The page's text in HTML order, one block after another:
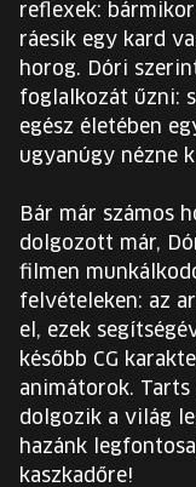
reflexek:
ráesik egy kard
horog. Dóri
foglalkozát űzni:
egész életében
ugyanúgy nézne
Bár már számos
dolgozott már,
filmen
felvételeken: az
el, ezek
később CG
animátorok. Tarts
dolgozik a világ
hazánk
kaszkadőre!